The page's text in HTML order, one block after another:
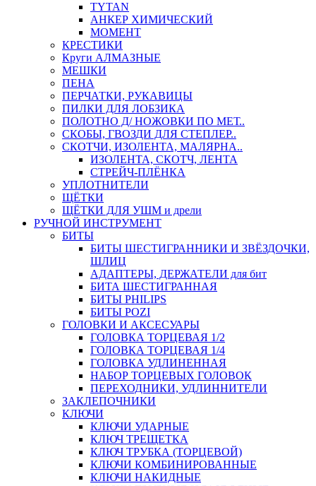
TYTAN
АНКЕР ХИМИЧЕСКИЙ
МОМЕНТ
КРЕСТИКИ
Круги АЛМАЗНЫЕ
МЕШКИ
ПЕНА
ПЕРЧАТКИ, РУКАВИЦЫ
ПИЛКИ ДЛЯ ЛОБЗИКА
ПОЛОТНО Д/ НОЖОВКИ ПО МЕТ..
СКОБЫ, ГВОЗДИ ДЛЯ СТЕПЛЕР..
СКОТЧИ, ИЗОЛЕНТА, МАЛЯРНА..
ИЗОЛЕНТА, СКОТЧ, ЛЕНТА
СТРЕЙЧ-ПЛЁНКА
УПЛОТНИТЕЛИ
ЩЁТКИ
ЩЁТКИ ДЛЯ УШМ и дрели
РУЧНОЙ ИНСТРУМЕНТ
БИТЫ
БИТЫ ШЕСТИГРАННИКИ И ЗВЁЗДОЧКИ,
ШЛИЦ
АДАПТЕРЫ, ДЕРЖАТЕЛИ для бит
БИТА ШЕСТИГРАННАЯ
БИТЫ PHILIPS
БИТЫ POZI
ГОЛОВКИ И АКСЕСУАРЫ
ГОЛОВКА ТОРЦЕВАЯ 1/2
ГОЛОВКА ТОРЦЕВАЯ 1/4
ГОЛОВКА УДЛИНЕННАЯ
НАБОР ТОРЦЕВЫХ ГОЛОВОК
ПЕРЕХОДНИКИ, УДЛИННИТЕЛИ
ЗАКЛЕПОЧНИКИ
КЛЮЧИ
КЛЮЧИ УДАРНЫЕ
КЛЮЧ ТРЕЩЕТКА
КЛЮЧ ТРУБКА (ТОРЦЕВОЙ)
КЛЮЧИ КОМБИНИРОВАННЫЕ
КЛЮЧИ НАКИДНЫЕ